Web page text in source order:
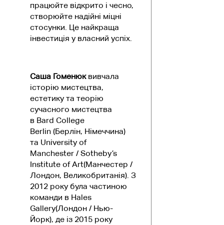
працюйте відкрито і чесно,
створюйте надійні міцні
стосунки. Це найкраща
інвестиція у власний успіх.
Саша Гоменюк вивчала
історію мистецтва,
естетику та теорію
сучасного мистецтва
в Bard College
Berlin (Берлін, Німеччина)
та University of
Manchester / Sotheby’s
Institute of Art(Манчестер /
Лондон, Великобританія). З
2012 року була частиною
команди в Hales
Gallery(Лондон / Нью-
Йорк), де із 2015 року